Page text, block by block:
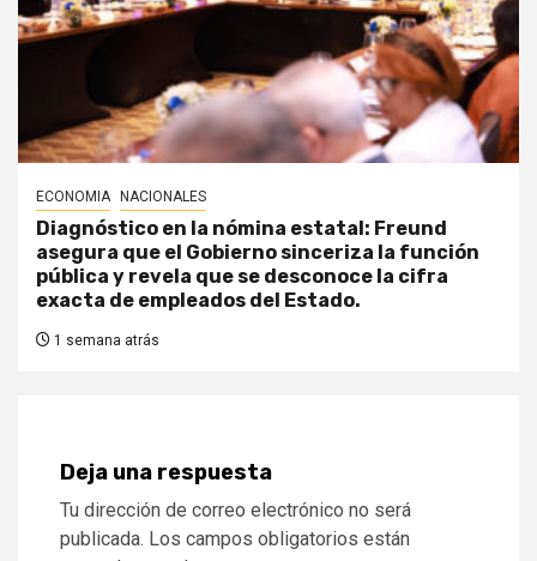
ECONOMIA NACIONALES
Diagnóstico en la nómina estatal: Freund
asegura que el Gobierno sinceriza la función
pública y revela que se desconoce la cifra
exacta de empleados del Estado.
1 semana atrás
Deja una respuesta
Tu dirección de correo electrónico no será
publicada. Los campos obligatorios están